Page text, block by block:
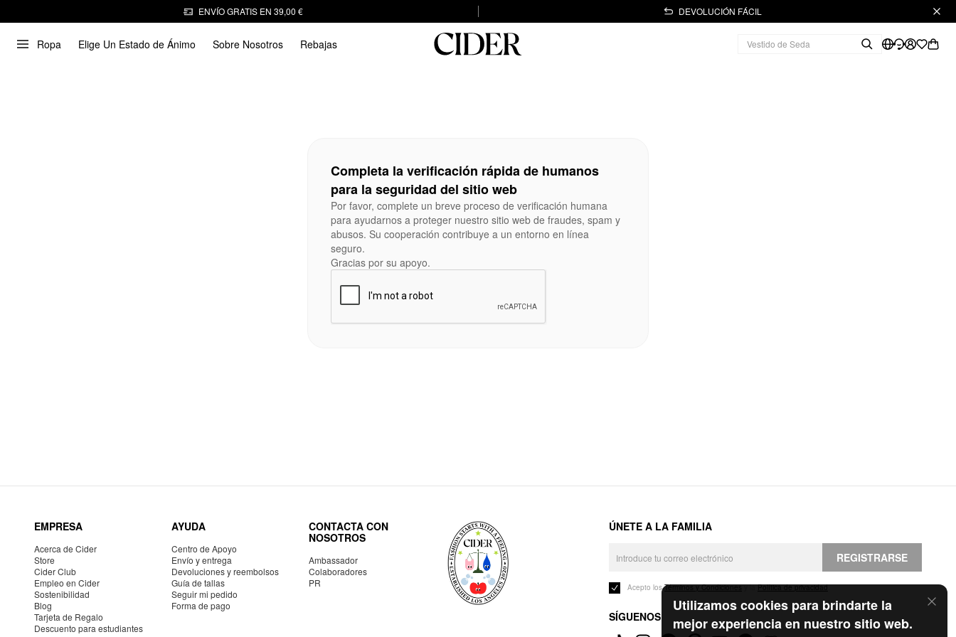
ENVÍO GRATIS EN 39,00 € DEVOLUCIÓN FÁCIL
Ropa Elige Un Estado de Ánimo Sobre Nosotros Rebajas
Utilizamos cookies para brindarte la
mejor experiencia en nuestro sitio web.
Completa la verificación rápida de humanos
para la seguridad del sitio web
Por favor, complete un breve proceso de verificación humana
para ayudarnos a proteger nuestro sitio web de fraudes, spam y
abusos. Su cooperación contribuye a un entorno en línea
seguro.
Gracias por su apoyo.
EMPRESA
Acerca de Cider
Store
Cider Club
Empleo en Cider
Sostenibilidad
Blog
Tarjeta de Regalo
Descuento para estudiantes
AYUDA
Centro de Apoyo
Envío y entrega
Devoluciones y reembolsos
Guía de tallas
Seguir mi pedido
Forma de pago
CONTACTA CON
NOSOTROS
Ambassador
Colaboradores
PR
ÚNETE A LA FAMILIA
REGISTRARSE
Acepto losTérminos y Condicionesy laPolítica de privacidad.
SÍGUENOS